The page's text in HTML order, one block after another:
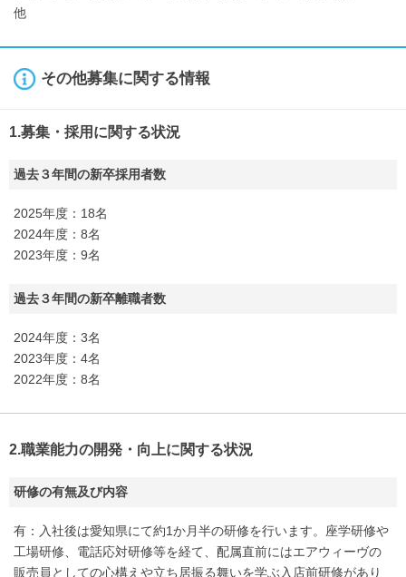
他
その他募集に関する情報
1.募集・採用に関する状況
過去３年間の新卒採用者数
2025年度：18名
2024年度：8名
2023年度：9名
過去３年間の新卒離職者数
2024年度：3名
2023年度：4名
2022年度：8名
2.職業能力の開発・向上に関する状況
研修の有無及び内容
有：入社後は愛知県にて約1か月半の研修を行います。座学研修や
工場研修、電話応対研修等を経て、配属直前にはエアウィーヴの
販売員としての心構えや立ち居振る舞いを学ぶ入店前研修があり